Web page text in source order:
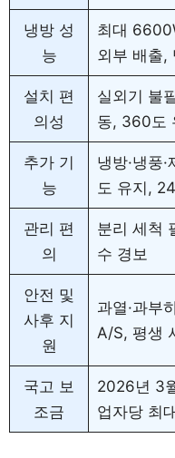
냉방 성
능
최대
외부 배출,
설치 편
의성
실외기 불
동, 360도
추가 기
능
냉방·냉풍
도 유지,
관리 편
의
분리 세척
수 경보
안전 및
사후 지
원
과열·과부
A/S, 평생
국고 보
조금
2026년 3
업자당 최